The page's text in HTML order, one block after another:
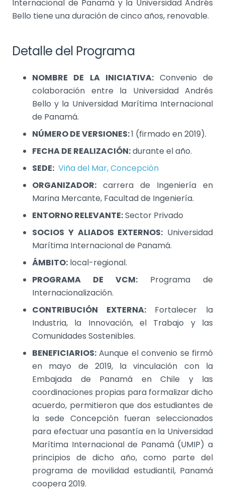
Internacional de Panamá y la Universidad Andrés
Bello tiene una duración de cinco años, renovable.
Detalle del Programa
NOMBRE DE LA INICIATIVA: Convenio de
colaboración entre la Universidad Andrés
Bello y la Universidad Marítima Internacional
de Panamá.
NÚMERO DE VERSIONES:1 (firmado en 2019).
FECHA DE REALIZACIÓN:durante el año.
SEDE: Viña del Mar, Concepción
ORGANIZADOR: carrera de Ingeniería en
Marina Mercante, Facultad de Ingeniería.
ENTORNO RELEVANTE:Sector Privado
SOCIOS Y ALIADOS EXTERNOS: Universidad
Marítima Internacional de Panamá.
ÁMBITO: local-regional.
PROGRAMA DE VCM: Programa de
Internacionalización.
CONTRIBUCIÓN EXTERNA:Fortalecer la
Industria, la Innovación, el Trabajo y las
Comunidades Sostenibles.
BENEFICIARIOS: Aunque el convenio se firmó
en mayo de 2019, la vinculación con la
Embajada de Panamá en Chile y las
coordinaciones propias para formalizar dicho
acuerdo, permitieron que dos estudiantes de
la sede Concepción fueran seleccionados
para efectuar una pasantía en la Universidad
Marítima Internacional de Panamá (UMIP) a
principios de dicho año, como parte del
programa de movilidad estudiantil, Panamá
coopera 2019.